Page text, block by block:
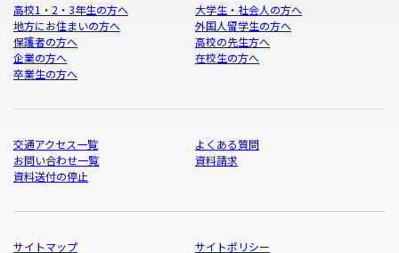
高校1・2・3年生の方へ
大学生・社会人の方へ
地方にお住まいの方へ
外国人留学生の方へ
保護者の方へ
高校の先生方へ
企業の方へ
在校生の方へ
卒業生の方へ
交通アクセス一覧
よくある質問
お問い合わせ一覧
資料請求
資料送付の停止
サイトマップ
サイトポリシー